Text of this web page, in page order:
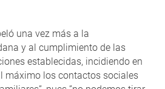
una vez más a la
y al cumplimiento de las
establecidas, incidiendo en
máximo los contactos sociales